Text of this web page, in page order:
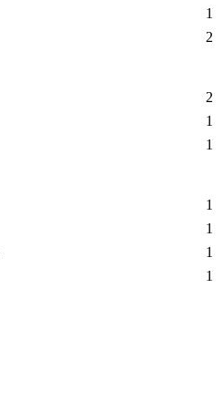
1
2
2
1
1
1
1
1
1